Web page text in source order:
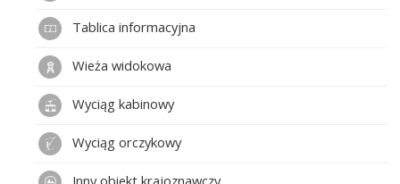
Tablica informacyjna
Wieża widokowa
Wyciąg kabinowy
Wyciąg orczykowy
Inny obiekt krajoznawczy